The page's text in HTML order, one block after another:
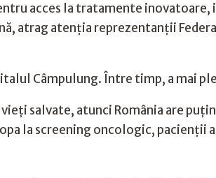
acces la tratamente
atrag atenția reprezentanții
Câmpulung. Între timp, a mai
salvate, atunci România are
la screening oncologic, pacienții